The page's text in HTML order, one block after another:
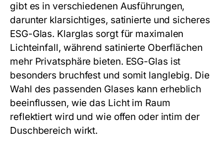
gibt es in verschiedenen Ausführungen,
darunter klarsichtiges, satinierte und sicheres
ESG-Glas. Klarglas sorgt für maximalen
Lichteinfall, während satinierte Oberflächen
mehr Privatsphäre bieten. ESG-Glas ist
besonders bruchfest und somit langlebig. Die
Wahl des passenden Glases kann erheblich
beeinflussen, wie das Licht im Raum
reflektiert wird und wie offen oder intim der
Duschbereich wirkt.